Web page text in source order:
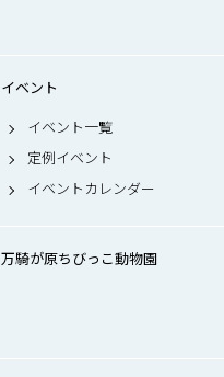
イベント
イベント一覧
定例イベント
イベントカレンダー
万騎が原ちびっこ動物園